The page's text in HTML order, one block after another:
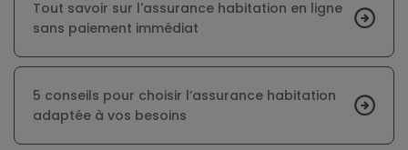
Tout savoir sur l'assurance habitation en ligne
sans paiement immédiat
5 conseils pour choisir l’assurance habitation
adaptée à vos besoins